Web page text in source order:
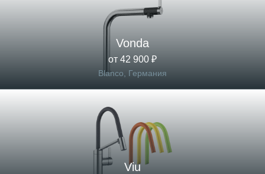
Vonda
от 42 900 ₽
Blanco, Германия
Viu